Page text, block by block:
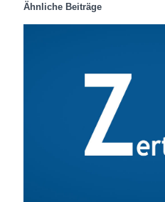
Ähnliche Beiträge